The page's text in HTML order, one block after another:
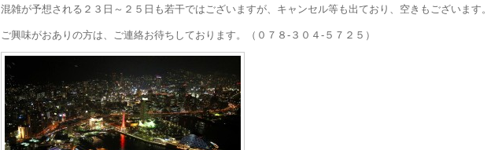
混雑が予想される２３日～２５日も若干ではございますが、キャンセル等も出ており、空きもございます。
ご興味がおありの方は、ご連絡お待ちしております。（０７８-３０４-５７２５）